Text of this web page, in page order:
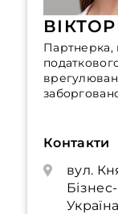
Партнерка,
Контакти
вул.